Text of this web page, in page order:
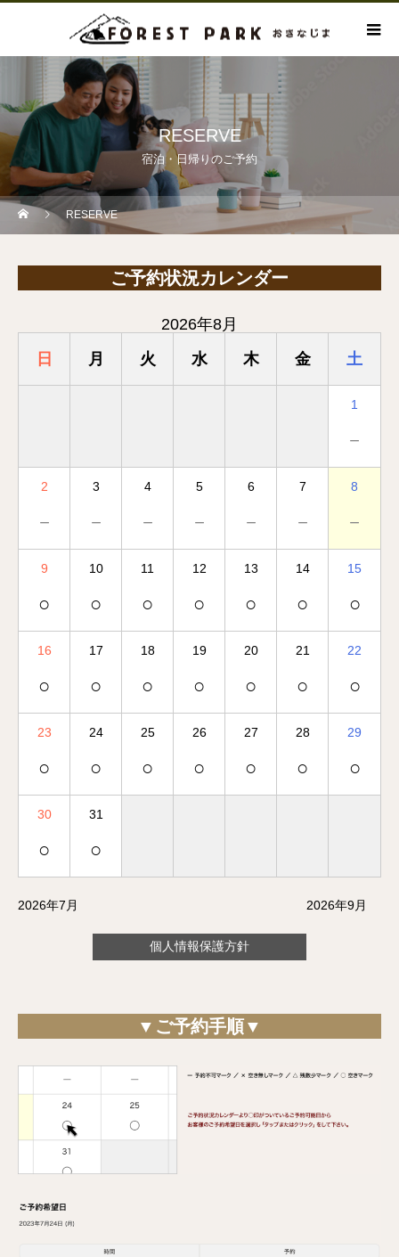
RESERVE
宿泊・日帰りのご予約
RESERVE
ご予約状況カレンダー
2026年8月
日
月 火 水 木 金 土
1
－
2
－
3
－
4
－
5
－
6
－
7
－
8
－
9
○
10
○
11
○
12
○
13
○
14
○
15
○
16
○
17
○
18
○
19
○
20
○
21
○
22
○
23
○
24
○
25
○
26
○
27
○
28
○
29
○
30
○
31
○
2026年7月 2026年9月
個人情報保護方針
▼ご予約手順▼